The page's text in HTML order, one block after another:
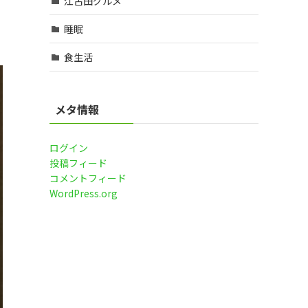
睡眠
食生活
メタ情報
ログイン
投稿フィード
コメントフィード
WordPress.org